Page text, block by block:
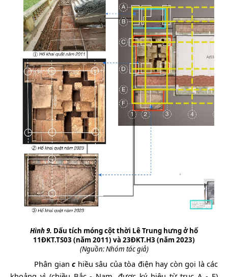
Hình 9. Dấu tích móng cột thời Lê Trung hưng ở hố
11ĐKT.TS03 (năm 2011) và 23ĐKT.H3 (năm 2023)
(Nguồn: Nhóm tác giả)
Phân gian c hiều sâu của tòa điện hay còn gọi là các